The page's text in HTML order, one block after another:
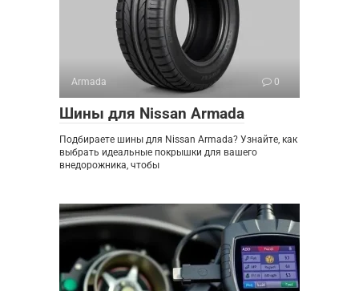
Armada 0
Шины для Nissan Armada
Подбираете шины для Nissan Armada? Узнайте, как
выбрать идеальные покрышки для вашего
внедорожника, чтобы